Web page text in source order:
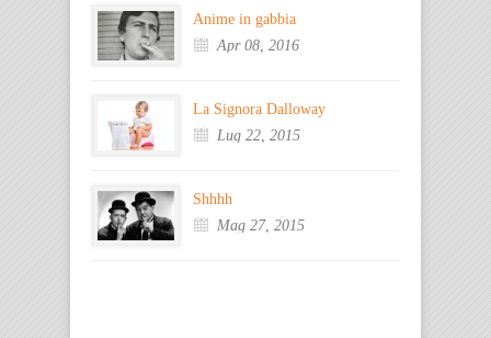
Anime in gabbia
Apr 08, 2016
La Signora Dalloway
Lug 22, 2015
Shhhh
Mag 27, 2015